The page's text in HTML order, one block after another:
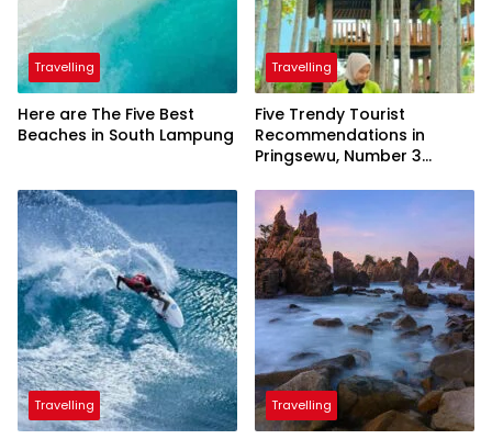
Travelling
Here are The Five Best
Beaches in South Lampung
Travelling
Five Trendy Tourist
Recommendations in
Pringsewu, Number 3
President
Travelling Travelling